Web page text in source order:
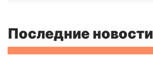
Последние новости